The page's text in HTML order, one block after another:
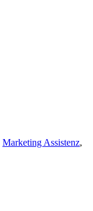
Marketing Assistenz,